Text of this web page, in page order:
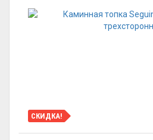
СКИДКА!